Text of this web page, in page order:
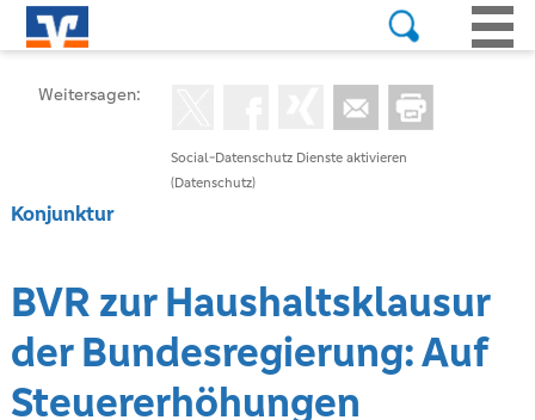
Social-Datenschutz Dienste aktivieren
(Datenschutz)
Weitersagen:
Konjunktur
BVR zur Haushaltsklausur
der Bundesregierung: Auf
Steuererhöhungen